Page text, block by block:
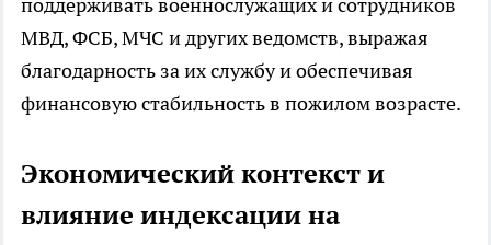
МВД, ФСБ, МЧС и других ведомств, выражая
благодарность за их службу и обеспечивая
финансовую стабильность в пожилом возрасте.
Экономический контекст и
влияние индексации на